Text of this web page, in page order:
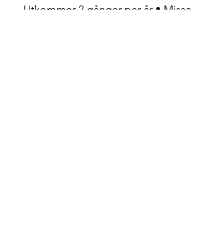
Utkommer 2 gånger per år • Missa